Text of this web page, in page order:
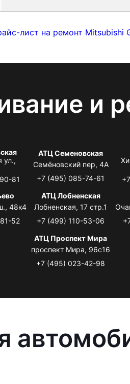
лист на ремонт Mitsubishi
и
ул.,
81
АТЦ Семеновская
Семёновский пер, 4А
+7 (495) 085-74-61
48к4
52
АТЦ Лобненская
Лобненская, 17 стр.1
+7 (499) 110-53-06
АТЦ Проспект Мира
проспект Мира, 96с16
+7 (495) 023-42-98